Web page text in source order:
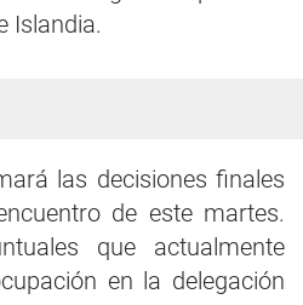
Islandia.
las decisiones finales
de este martes.
que actualmente
en la delegación